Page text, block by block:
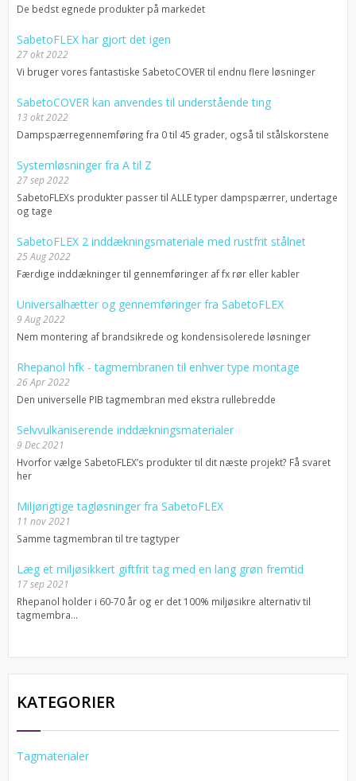
De bedst egnede produkter på markedet
SabetoFLEX har gjort det igen
27 okt 2022
Vi bruger vores fantastiske SabetoCOVER til endnu flere løsninger
SabetoCOVER kan anvendes til understående ting
13 okt 2022
Dampspærregennemføring fra 0 til 45 grader, også til stålskorstene
Systemløsninger fra A til Z
27 sep 2022
SabetoFLEXs produkter passer til ALLE typer dampspærrer, undertage
og tage
SabetoFLEX 2 inddækningsmateriale med rustfrit stålnet
25 Aug 2022
Færdige inddækninger til gennemføringer af fx rør eller kabler
Universalhætter og gennemføringer fra SabetoFLEX
9 Aug 2022
Nem montering af brandsikrede og kondensisolerede løsninger
Rhepanol hfk - tagmembranen til enhver type montage
26 Apr 2022
Den universelle PIB tagmembran med ekstra rullebredde
Selvvulkaniserende inddækningsmaterialer
9 Dec 2021
Hvorfor vælge SabetoFLEX’s produkter til dit næste projekt? Få svaret
her
Miljørigtige tagløsninger fra SabetoFLEX
11 nov 2021
Samme tagmembran til tre tagtyper
Læg et miljøsikkert giftfrit tag med en lang grøn fremtid
17 sep 2021
Rhepanol holder i 60-70 år og er det 100% miljøsikre alternativ til
tagmembra...
KATEGORIER
Tagmaterialer